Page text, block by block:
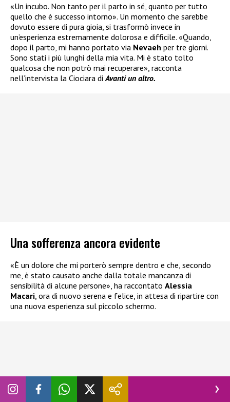
«Un incubo. Non tanto per il parto in sé, quanto per tutto
quello che è successo intorno». Un momento che sarebbe
dovuto essere di pura gioia, si trasformò invece in
un’esperienza estremamente dolorosa e difficile. «Quando,
dopo il parto, mi hanno portato via Nevaeh per tre giorni.
Sono stati i più lunghi della mia vita. Mi è stato tolto
qualcosa che non potrò mai recuperare», racconta
nell’intervista la Ciociara di Avanti un altro.
Una sofferenza ancora evidente
«È un dolore che mi porterò sempre dentro e che, secondo
me, è stato causato anche dalla totale mancanza di
sensibilità di alcune persone», ha raccontato Alessia
Macari, ora di nuovo serena e felice, in attesa di ripartire con
una nuova esperienza sul piccolo schermo.